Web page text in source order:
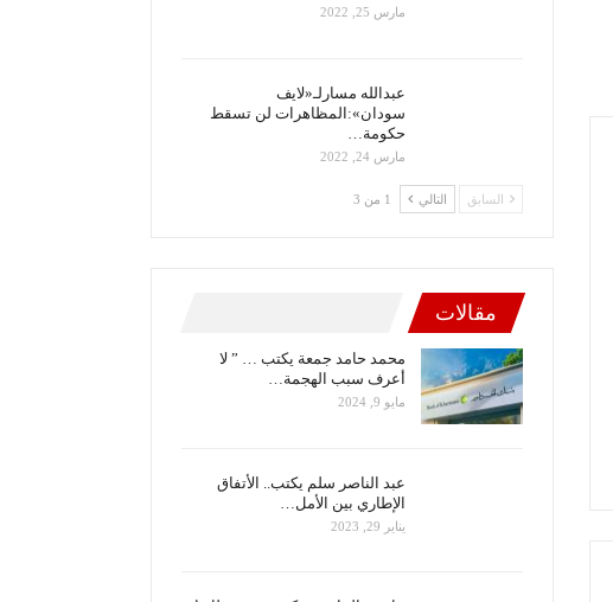
مارس 25, 2022
عبدالله مسارلـ«لايف
سودان»:المظاهرات لن تسقط
حكومة…
مارس 24, 2022
السابق التالي 1 من 3
مقالات
محمد حامد جمعة يكتب … ” لا
أعرف سبب الهجمة…
مايو 9, 2024
عبد الناصر سلم يكتب.. الأتفاق
الإطاري بين الأمل…
يناير 29, 2023